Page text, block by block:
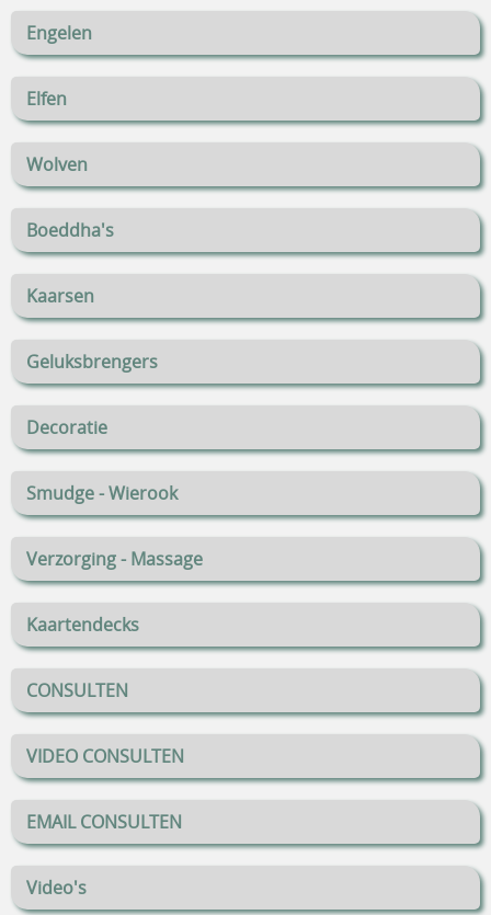
Engelen
Elfen
Wolven
Boeddha's
Kaarsen
Geluksbrengers
Decoratie
Smudge - Wierook
Verzorging - Massage
Kaartendecks
CONSULTEN
VIDEO CONSULTEN
EMAIL CONSULTEN
Video's